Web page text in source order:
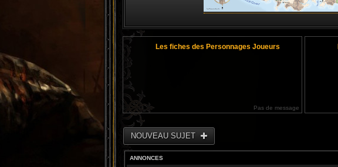
Les fiches des Personnages Joueurs
Pas de message
NOUVEAU SUJET
ANNONCES